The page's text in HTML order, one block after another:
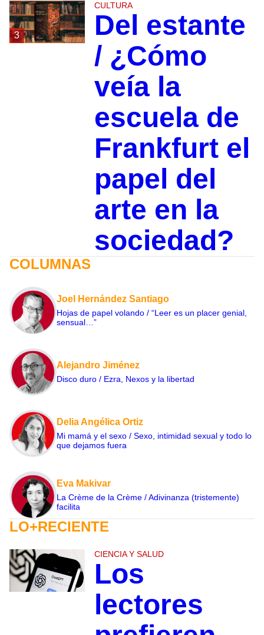
3
CULTURA
Del estante
/ ¿Cómo
veía la
escuela de
Frankfurt el
papel del
arte en la
sociedad?
COLUMNAS
Joel Hernández Santiago
Hojas de papel volando / “Leer es un placer genial,
sensual…”
Alejandro Jiménez
Disco duro / Ezra, Nexos y la libertad
Delia Angélica Ortiz
Mi mamá y el sexo / Sexo, intimidad sexual y todo lo
que dejamos fuera
Eva Makivar
La Crème de la Crème / Adivinanza (tristemente)
facilita
LO+RECIENTE
CIENCIA Y SALUD
Los
lectores